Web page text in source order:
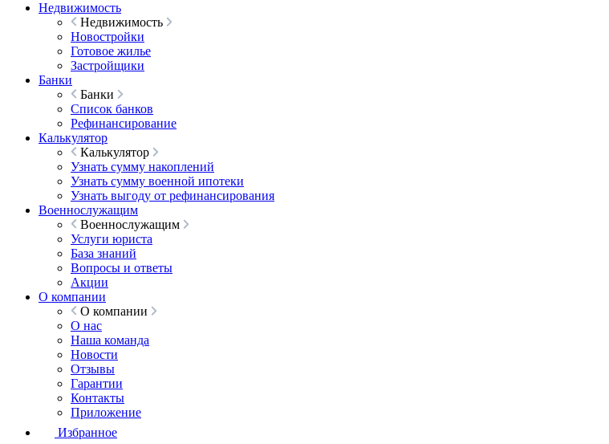
Недвижимость
Недвижимость
Новостройки
Готовое жилье
Застройщики
Банки
Банки
Список банков
Рефинансирование
Калькулятор
Калькулятор
Узнать сумму накоплений
Узнать сумму военной ипотеки
Узнать выгоду от рефинансирования
Военнослужащим
Военнослужащим
Услуги юриста
База знаний
Вопросы и ответы
Акции
О компании
О компании
О нас
Наша команда
Новости
Отзывы
Гарантии
Контакты
Приложение
Избранное